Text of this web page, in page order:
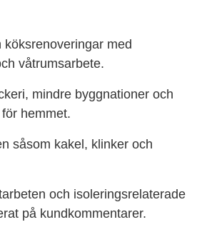
köksrenoveringar med
våtrumsarbete.
mindre byggnationer och
hemmet.
såsom kakel, klinker och
och isoleringsrelaterade
på kundkommentarer.